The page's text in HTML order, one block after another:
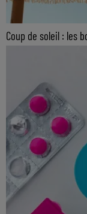
Coup de soleil : les